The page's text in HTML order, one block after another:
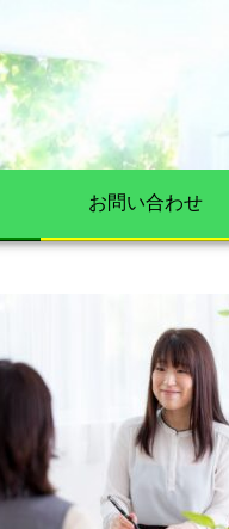
お問い合わせ